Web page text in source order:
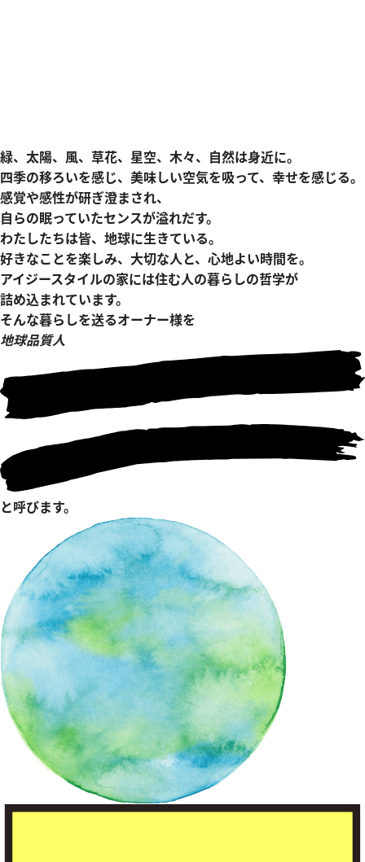
緑、太陽、風、草花、星空、木々、自然は身近に。
四季の移ろいを感じ、美味しい空気を吸って、幸せを感じる。
感覚や感性が研ぎ澄まされ、
自らの眠っていたセンスが溢れだす。
わたしたちは皆、地球に生きている。
好きなことを楽しみ、大切な人と、心地よい時間を。
アイジースタイルの家には住む人の暮らしの哲学が
詰め込まれています。
そんな暮らしを送るオーナー様を
地球品質人
と呼びます。